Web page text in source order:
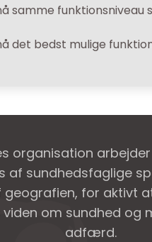
samme funktionsniveau
det bedst mulige
organisation
af sundhedsfaglige
for aktivt
viden om sundhed og
adfærd.